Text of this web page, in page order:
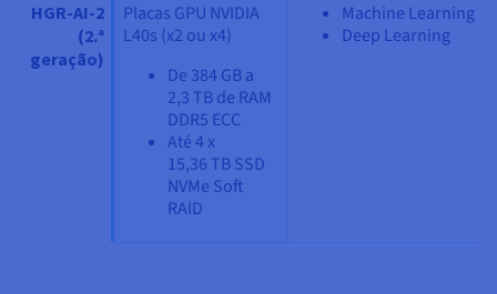
HGR-AI-2
(2.ª
geração)
Placas GPU NVIDIA
L40s (x2 ou x4)
De 384 GB a
2,3 TB de RAM
DDR5 ECC
Até 4 x
15,36 TB SSD
NVMe Soft
RAID
Machine Learning
Deep Learning